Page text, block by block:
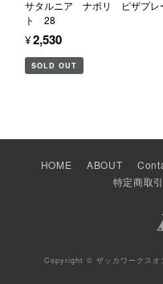
サタルニア ナポリ ピザプレ
ト 28
¥2,530
SOLD OUT
HOME ABOUT
特定商取
Copyright © ザッカワークス